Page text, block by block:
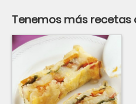
Tenemos más